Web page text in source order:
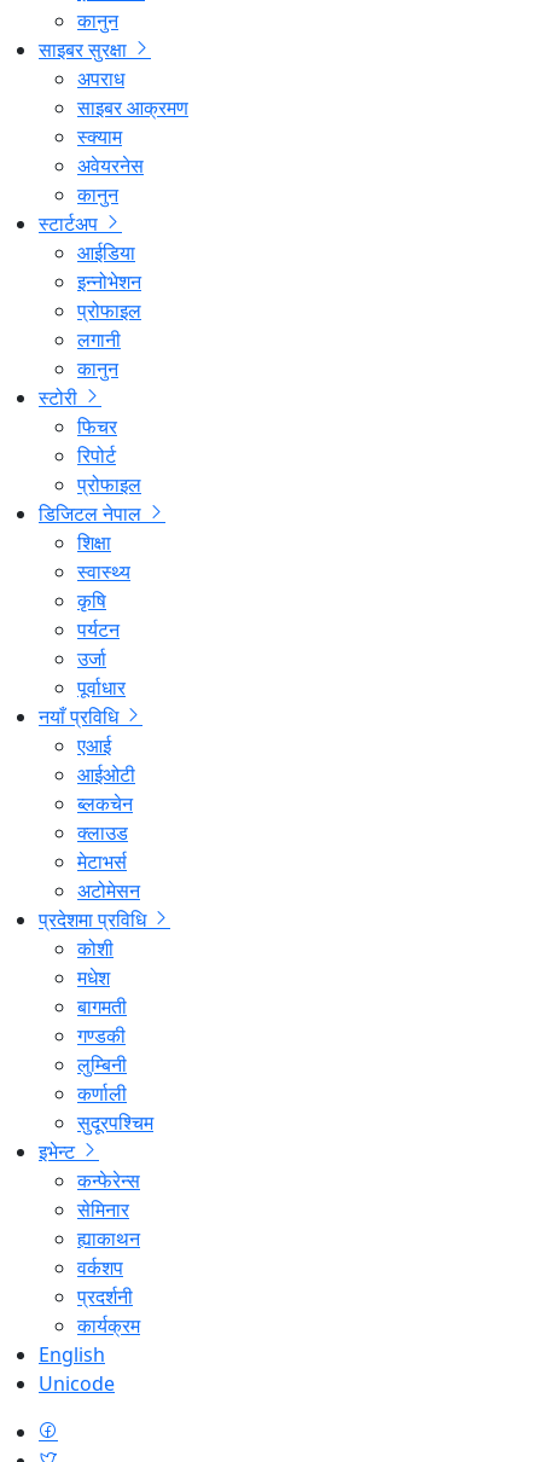
कानुन
साइबर सुरक्षा
अपराध
साइबर आक्रमण
स्क्याम
अवेयरनेस
कानुन
स्टार्टअप
आईडिया
इन्नोभेशन
प्रोफाइल
लगानी
कानुन
स्टोरी
फिचर
रिपोर्ट
प्रोफाइल
डिजिटल नेपाल
शिक्षा
स्वास्थ्य
कृषि
पर्यटन
उर्जा
पूर्वाधार
नयाँ प्रविधि
एआई
आईओटी
ब्लकचेन
क्लाउड
मेटाभर्स
अटोमेसन
प्रदेशमा प्रविधि
कोशी
मधेश
बागमती
गण्डकी
लुम्बिनी
कर्णाली
सुदूरपश्चिम
इभेन्ट
कन्फेरेन्स
सेमिनार
ह्याकाथन
वर्कशप
प्रदर्शनी
कार्यक्रम
English
Unicode